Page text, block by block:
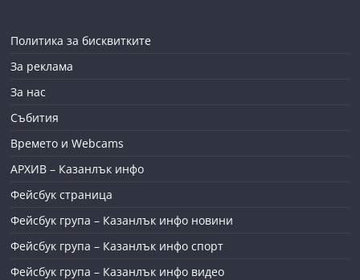
Политика за бисквитките
За реклама
За нас
Събития
Времето и Webcams
АРХИВ – Казанлък инфо
Фейсбук страница
Фейсбук група – Казанлък инфо новини
Фейсбук група – Казанлък инфо спорт
Фейсбук група – Казанлък инфо видео